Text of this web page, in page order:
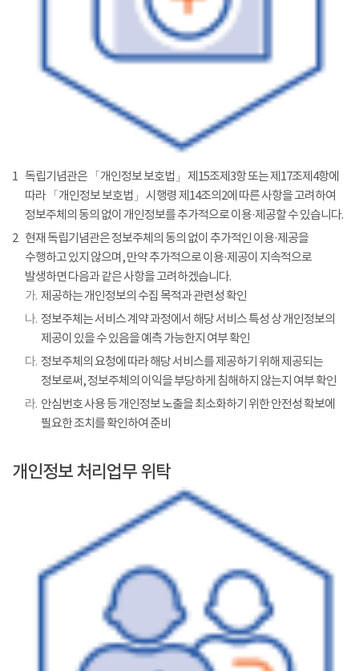
1 독립기념관은 「개인정보 보호법」 제15조제3항 또는 제17조제4항에
따라 「개인정보 보호법」 시행령 제14조의2에 따른 사항을 고려하여
정보주체의 동의 없이 개인정보를 추가적으로 이용·제공할 수 있습니다.
2 현재 독립기념관은 정보주체의 동의 없이 추가적인 이용·제공을
수행하고 있지 않으며, 만약 추가적으로 이용·제공이 지속적으로
발생하면 다음과 같은 사항을 고려하겠습니다.
가. 제공하는 개인정보의 수집 목적과 관련성 확인
나. 정보주체는 서비스 계약 과정에서 해당 서비스 특성 상 개인정보의
제공이 있을 수 있음을 예측 가능한지 여부 확인
다. 정보주체의 요청에 따라 해당 서비스를 제공하기 위해 제공되는
정보로써, 정보주체의 이익을 부당하게 침해하지 않는지 여부 확인
라. 안심번호 사용 등 개인정보 노출을 최소화하기 위한 안전성 확보에
필요한 조치를 확인하여 준비
개인정보 처리업무 위탁